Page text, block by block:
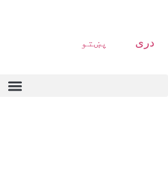
دری پښتو